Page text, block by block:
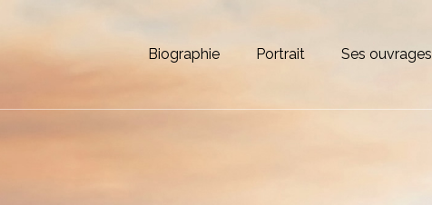
Biographie Portrait Ses ouvrages